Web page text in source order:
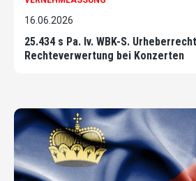
16.06.2026
25.434 s Pa. Iv. WBK-S.
Rechteverwertung bei Konzerten